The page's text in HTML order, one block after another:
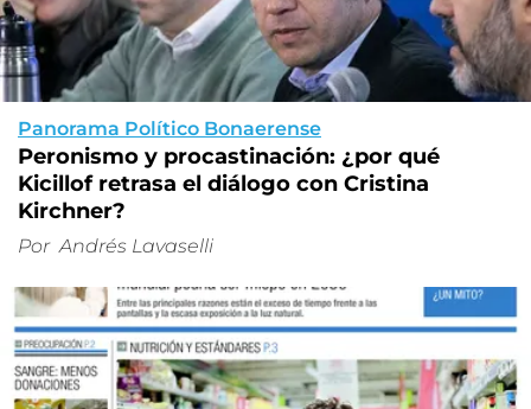
Panorama Político Bonaerense
Peronismo y procastinación: ¿por qué
Kicillof retrasa el diálogo con Cristina
Kirchner?
Por Andrés Lavaselli